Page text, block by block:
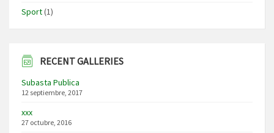
Sport(1)
RECENT GALLERIES
Subasta Publica
12 septiembre, 2017
xxx
27 octubre, 2016